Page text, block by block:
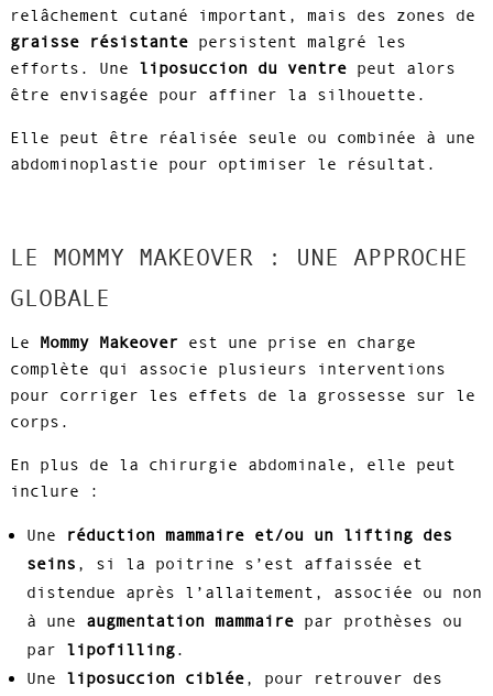
relâchement cutané important, mais des zones de
graisse résistantepersistent malgré les
efforts. Une liposuccion du ventrepeut alors
être envisagée pour affiner la silhouette.
Elle peut être réalisée seule ou combinée à une
abdominoplastie pour optimiser le résultat.
LE MOMMY MAKEOVER : UNE APPROCHE
GLOBALE
Le Mommy Makeoverest une prise en charge
complète qui associe plusieurs interventions
pour corriger les effets de la grossesse sur le
corps.
En plus de la chirurgie abdominale, elle peut
inclure :
Une
réduction mammaire et/ou un lifting des
seins , si la poitrine s’est affaissée et
distendue après l’allaitement, associée ou non
à une augmentation mammairepar prothèses ou
par lipofilling.
Une liposuccion ciblée, pour retrouver des